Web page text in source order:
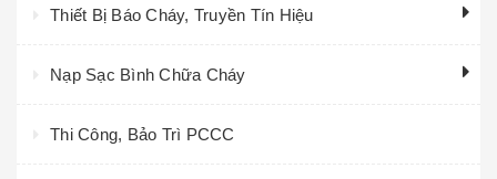
Thiết Bị Báo Cháy, Truyền Tín Hiệu
Nạp Sạc Bình Chữa Cháy
Thi Công, Bảo Trì PCCC